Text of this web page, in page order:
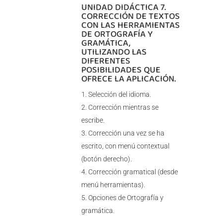
UNIDAD DIDÁCTICA 7.
CORRECCIÓN DE TEXTOS
CON LAS HERRAMIENTAS
DE ORTOGRAFÍA Y
GRAMÁTICA,
UTILIZANDO LAS
DIFERENTES
POSIBILIDADES QUE
OFRECE LA APLICACIÓN.
Selección del idioma.
Corrección mientras se
escribe.
Corrección una vez se ha
escrito, con menú contextual
(botón derecho).
Corrección gramatical (desde
menú herramientas).
Opciones de Ortografía y
gramática.